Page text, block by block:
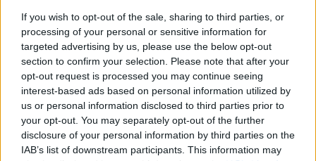
If you wish to opt-out of the sale, sharing to third parties, or
processing of your personal or sensitive information for
targeted advertising by us, please use the below opt-out
section to confirm your selection. Please note that after your
opt-out request is processed you may continue seeing
interest-based ads based on personal information utilized by
us or personal information disclosed to third parties prior to
your opt-out. You may separately opt-out of the further
disclosure of your personal information by third parties on the
IAB’s list of downstream participants. This information may
A fotófelderítés mellett szóba került az óriási űrbéli
parabolaantennákat alkalmazó lehallgató technika,
s persze a katonai alkalmazások nyomában kullogó,
de mégis elképesztő ütemben fejlődő polgári
űrtávérzékelés is, mely már megrendelésre képes 30-
40 centiméteres felbontású műholdképeket
szállítani a megrendelőknek: a WorldView cég
űrfelvételein például már jól kivehetőek az utakra
vagy épp sportpályákra felfestett vonalak is. Ezek a
civil szolgáltatások új elemeket hoztak az